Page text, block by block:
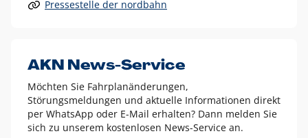
Alle anderen Logo-Varianten dürfen nur in Ausnahmefällen
Diese Ausnahmen sind zum Beispiel:
dem AKN Blau,
weißes Logo auf Fotohintergründen,
schwarzes Logo für reine Schwarz-Weiß-Umsetzungen
Pressestelle der nordbahn
AKN News-Service
Möchten Sie Fahrplanänderungen,
Störungsmeldungen und aktuelle Informationen direkt
per WhatsApp oder E-Mail erhalten? Dann melden Sie
sich zu unserem kostenlosen News-Service an.